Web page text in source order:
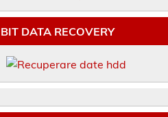
BIT DATA RECOVERY